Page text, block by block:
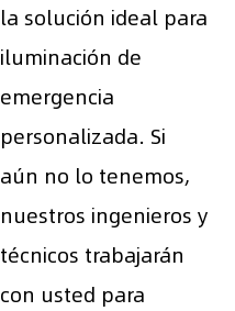
la solución ideal para
iluminación de
emergencia
personalizada. Si
aún no lo tenemos,
nuestros ingenieros y
técnicos trabajarán
con usted para